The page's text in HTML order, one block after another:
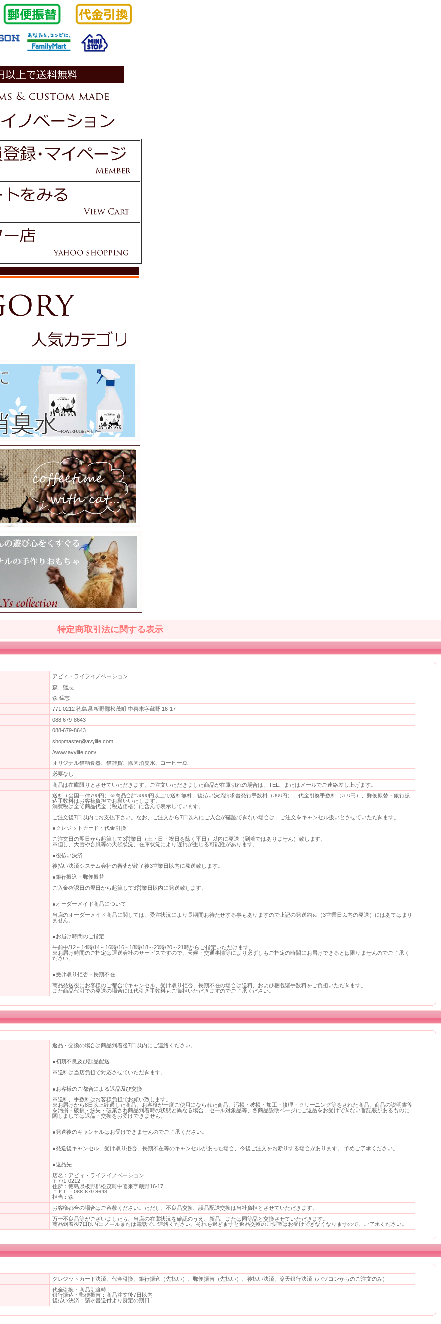
特定商取引法に関する表示
アビィ・ライフイノベーション
森 猛志
森 猛志
771-0212 徳島県 板野郡松茂町 中喜来字蔵野 16-17
088-679-8643
088-679-8643
shopmaster@avylife.com
//www.avylife.com/
オリジナル猫柄食器、猫雑貨、除菌消臭水、コーヒー豆
必要なし
商品は在庫限りとさせていただきます。ご注文いただきました商品が在庫切れの場合は、TEL、またはメールでご連絡差し上げます。
送料（全国一律700円）※商品合計3000円以上で送料無料、後払い決済請求書発行手数料（300円）、代金引換手数料（310円）、郵便振替・銀行振
込手数料はお客様負担でお願いいたします。
消費税は全て商品代金（税込価格）に含んで表示しています。
ご注文後7日以内にお支払下さい。なお、ご注文から7日以内にご入金が確認できない場合は、ご注文をキャンセル扱いとさせていただきます。
●クレジットカード・代金引換
ご注文日の翌日から起算して3営業日（土・日・祝日を除く平日）以内に発送（到着ではありません）致します。
※但し、大雪や台風等の天候状況、在庫状況により遅れが生じる可能性があります。
●後払い決済
後払い決済システム会社の審査が終了後3営業日以内に発送致します。
●銀行振込・郵便振替
ご入金確認日の翌日から起算して3営業日以内に発送致します。
●オーダーメイド商品について
当店のオーダーメイド商品に関しては、受注状況により長期間お待たせする事もありますので上記の発送約束（3営業日以内の発送）にはあてはまり
ません。
●お届け時間のご指定
午前中/12～14時/14～16時/16～18時/18～20時/20～21時からご指定いただけます。
※お届け時間のご指定は運送会社のサービスですので、天候・交通事情等により必ずしもご指定の時間にお届けできるとは限りませんのでご了承く
ださい。
●受け取り拒否・長期不在
商品発送後にお客様のご都合でキャンセル、受け取り拒否、長期不在の場合は送料、および梱包諸手数料をご負担いただきます。
また商品代引での発送の場合には代引き手数料もご負担いただきますのでご了承ください。
返品・交換の場合は商品到着後7日以内にご連絡ください。
●初期不良及び誤品配送
※送料は当店負担で対応させていただきます。
●お客様のご都合による返品及び交換
※送料、手数料はお客様負担でお願い致します。
※お届けから8日以上経過した商品、お客様が一度ご使用になられた商品、汚損・破損・加工・修理・クリーニング等をされた商品、商品の説明書等
を汚損・破損・紛失・破棄され商品到着時の状態と異なる場合、セール対象品等、各商品説明ページにご返品をお受けできない旨記載があるものに
関しましては返品・交換をお受けできません。
●発送後のキャンセルはお受けできませんのでご了承ください。
●発送後キャンセル、受け取り拒否、長期不在等のキャンセルがあった場合、今後ご注文をお断りする場合があります。 予めご了承ください。
●返品先
店名：アビィ・ライフイノベーション
〒771-0212
住所：徳島県板野郡松茂町中喜来字蔵野16-17
ＴＥＬ：088-679-8643
担当：森
お客様都合の場合はご容赦ください。ただし、不良品交換、誤品配送交換は当社負担とさせていただきます。
万一不良品等がございましたら、当店の在庫状況を確認のうえ、新品、または同等品と交換させていただきます。
商品到着後7日以内にメールまたは電話でご連絡ください。それを過ぎますと返品交換のご要望はお受けできなくなりますので、ご了承ください。
クレジットカード決済、代金引換、銀行振込（先払い）、郵便振替（先払い）、後払い決済、楽天銀行決済（パソコンからのご注文のみ）
代金引換：商品引渡時
銀行振込・郵便振替：商品注文後7日以内
後払い決済：請求書送付より所定の期日